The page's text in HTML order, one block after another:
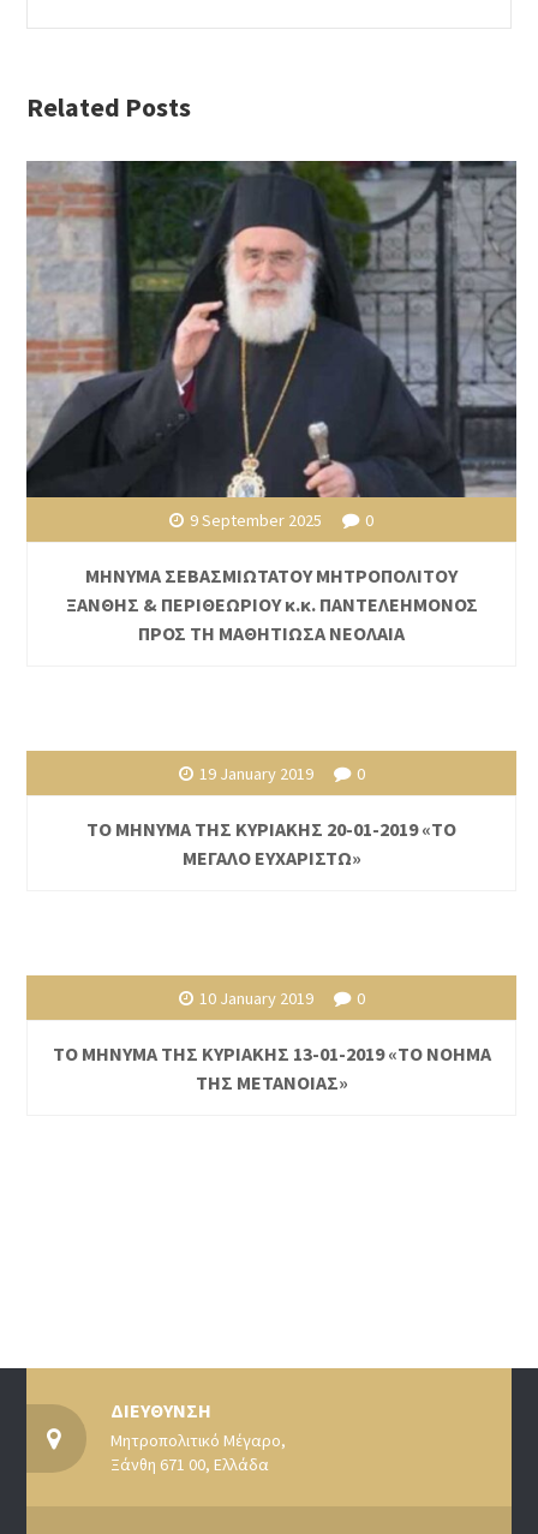
Related Posts
9 September 2025 0
ΜΗΝΥΜΑ ΣΕΒΑΣΜΙΩΤΑΤΟΥ ΜΗΤΡΟΠΟΛΙΤΟΥ
ΞΑΝΘΗΣ & ΠΕΡΙΘΕΩΡΙΟΥ κ.κ. ΠΑΝΤΕΛΕΗΜΟΝΟΣ
ΠΡΟΣ ΤΗ ΜΑΘΗΤΙΩΣΑ ΝΕΟΛΑΙΑ
19 January 2019 0
ΤΟ ΜΗΝΥΜΑ ΤΗΣ ΚΥΡΙΑΚΗΣ 20-01-2019 «ΤΟ
ΜΕΓΑΛΟ ΕΥΧΑΡΙΣΤΩ»
10 January 2019 0
ΤΟ ΜΗΝΥΜΑ ΤΗΣ ΚΥΡΙΑΚΗΣ 13-01-2019 «ΤΟ ΝΟΗΜΑ
ΤΗΣ ΜΕΤΑΝΟΙΑΣ»
ΔΙΕΥΘΥΝΣΗ
Μητροπολιτικό Μέγαρο,
Ξάνθη 671 00, Ελλάδα